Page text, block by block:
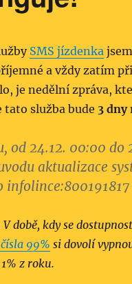
SMS jízdenka
a vždy zatím
je nedělní zpráva,
služba bude 3 dny
od 24.12. 00:00 do
aktualizace
infolince:800191817
době, kdy se
99% si dovolí
z roku.